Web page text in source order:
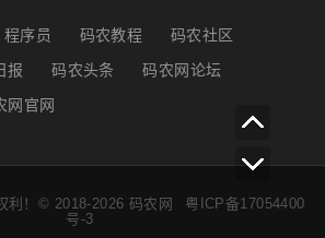
程序员 码农教程
码农社区
报 码农头条
码农网论坛
网官网
利！© 2018-2026 码农网
粤ICP备17054400
号-3